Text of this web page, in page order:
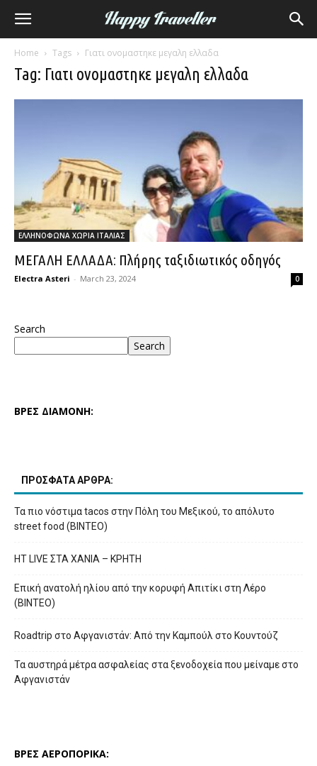
Home Tags Γιατι ονομαστηκε μεγαλη ελλαδα
Tag: Γιατι ονομαστηκε μεγαλη ελλαδα
ΕΛΛΗΝΟΦΩΝΑ ΧΩΡΙΑ ΙΤΑΛΙΑΣ
ΜΕΓΑΛΗ ΕΛΛΑΔΑ: Πλήρης ταξιδιωτικός οδηγός
Electra Asteri - March 23, 2024 0
Search
Search
ΒΡΕΣ ΔΙΑΜΟΝΗ:
ΠΡΟΣΦΑΤΑ ΑΡΘΡΑ:
Τα πιο νόστιμα tacos στην Πόλη του Μεξικού, το απόλυτο
street food (ΒΙΝΤΕΟ)
HT LIVE ΣΤΑ ΧΑΝΙΑ – ΚΡΗΤΗ
Επική ανατολή ηλίου από την κορυφή Απιτίκι στη Λέρο
(ΒΙΝΤΕΟ)
Roadtrip στο Αφγανιστάν: Από την Καμπούλ στο Κουντούζ
Τα αυστηρά μέτρα ασφαλείας στα ξενοδοχεία που μείναμε στο
Αφγανιστάν
ΒΡΕΣ ΑΕΡΟΠΟΡΙΚΑ: